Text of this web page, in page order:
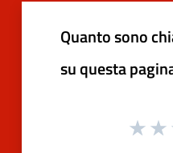
Quanto sono
su questa